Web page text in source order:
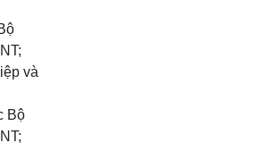
và
Bộ